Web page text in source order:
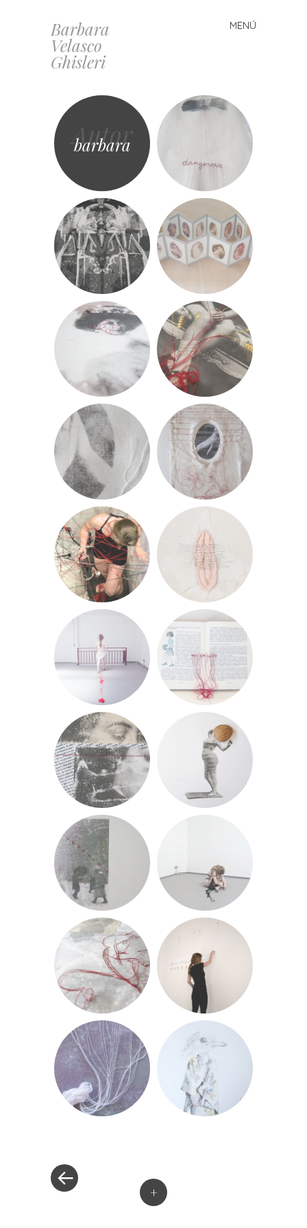
Barbara
Velasco
Ghisleri
MENÚ
Saltar al contenido
Autor
barbara
+